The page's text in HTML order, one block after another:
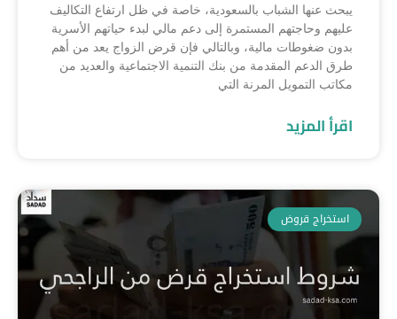
يبحث عنها الشباب بالسعودية، خاصة في ظل ارتفاع التكاليف
عليهم وحاجتهم المستمرة إلى دعم مالي لبدء حياتهم الأسرية
بدون ضغوطات مالية، وبالتالي فإن قرض الزواج يعد من أهم
طرق الدعم المقدمة من بنك التنمية الاجتماعية والعديد من
مكاتب التمويل المرنة التي
اقرأ المزيد
استخراج قروض